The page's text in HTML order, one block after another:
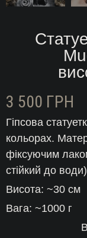
3 500 ГРН
Гіпсова
кольорах.
фіксуючим
стійкий до
Висота: ~30 см
Вага: ~1000 г